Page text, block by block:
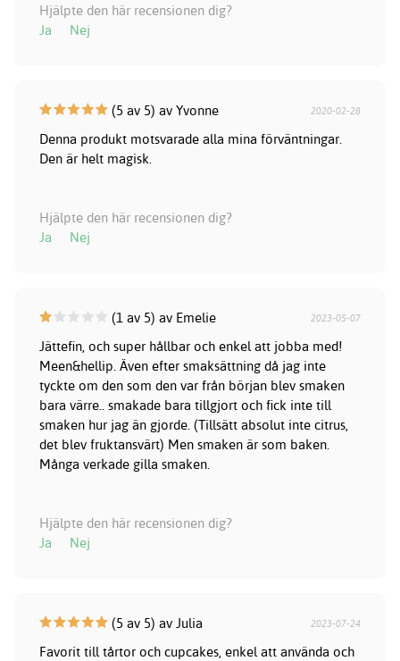
Hjälpte den här recensionen dig?
Ja
Nej
(5 av 5) av Yvonne 2020-02-28
Denna produkt motsvarade alla mina förväntningar.
Den är helt magisk.
Hjälpte den här recensionen dig?
Ja
Nej
(1 av 5) av Emelie 2023-05-07
Jättefin, och super hållbar och enkel att jobba med!
Meen&hellip. Även efter smaksättning då jag inte
tyckte om den som den var från början blev smaken
bara värre.. smakade bara tillgjort och fick inte till
smaken hur jag än gjorde. (Tillsätt absolut inte citrus,
det blev fruktansvärt) Men smaken är som baken.
Många verkade gilla smaken.
Hjälpte den här recensionen dig?
Ja
Nej
(5 av 5) av Julia 2023-07-24
Favorit till tårtor och cupcakes, enkel att använda och